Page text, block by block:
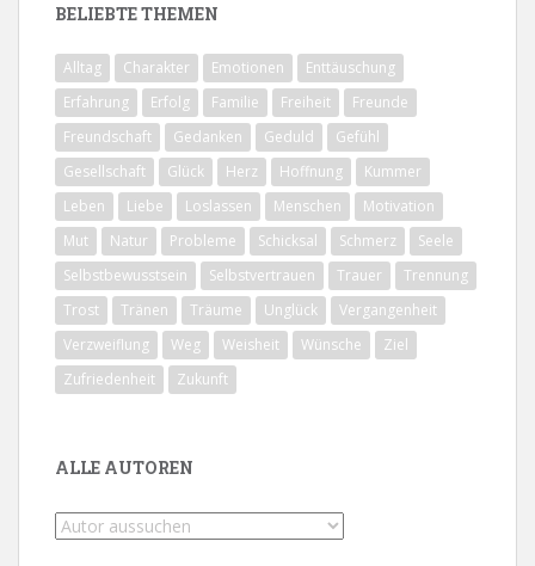
BELIEBTE THEMEN
Alltag Charakter Emotionen
Enttäuschung
Erfahrung
Erfolg Familie Freiheit
Freunde
Freundschaft
Gedanken Geduld
Gefühl
Gesellschaft
Glück Herz Hoffnung
Kummer
Leben
Liebe Loslassen Menschen
Motivation
Mut
Natur Probleme Schicksal Schmerz
Seele
Selbstbewusstsein
Selbstvertrauen Trauer
Trennung
Trost
Tränen Träume Unglück
Vergangenheit
Verzweiflung
Weg Weisheit Wünsche
Ziel
Zufriedenheit
Zukunft
ALLE AUTOREN